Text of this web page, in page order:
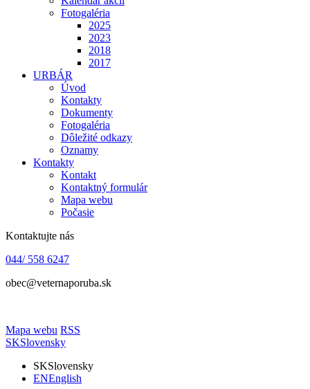
Fotogaléria
2025
2023
2018
2017
URBÁR
Úvod
Kontakty
Dokumenty
Fotogaléria
Dôležité odkazy
Oznamy
Kontakty
Kontakt
Kontaktný formulár
Mapa webu
Počasie
Kontaktujte nás
044/ 558 6247
obec@veternaporuba.sk
Mapa webu RSS
SKSlovensky
SKSlovensky
ENEnglish